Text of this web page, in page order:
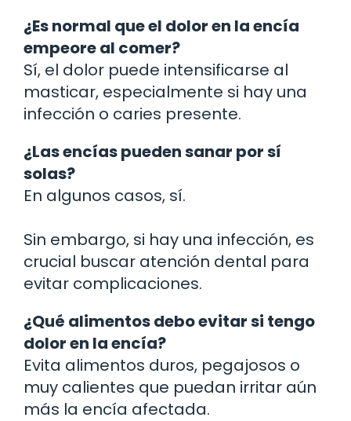
¿Es normal que el dolor en la encía
empeore al comer?
Sí, el dolor puede intensificarse al
masticar, especialmente si hay una
infección o caries presente.
¿Las encías pueden sanar por sí
solas?
En algunos casos, sí.
Sin embargo, si hay una infección, es
crucial buscar atención dental para
evitar complicaciones.
¿Qué alimentos debo evitar si tengo
dolor en la encía?
Evita alimentos duros, pegajosos o
muy calientes que puedan irritar aún
más la encía afectada.